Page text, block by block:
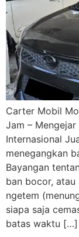
Carter Mobil
Jam –
Internasional
menegangkan
Bayangan
ban bocor,
ngetem
siapa saja
batas waktu […]